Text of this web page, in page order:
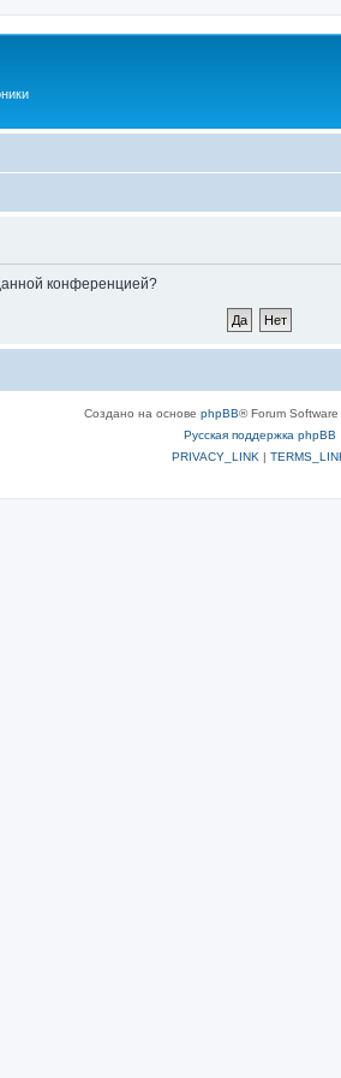
конференцией?
Создано на основе phpBB® Forum
Русская поддержка phpBB
PRIVACY_LINK |